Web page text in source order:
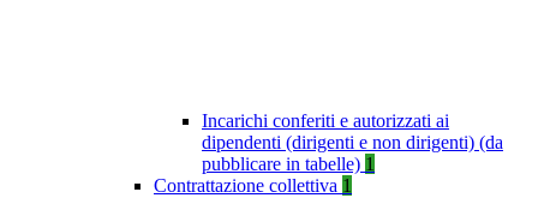
Incarichi conferiti e autorizzati ai
dipendenti (dirigenti e non dirigenti) (da
pubblicare in tabelle) 1
Contrattazione collettiva 1